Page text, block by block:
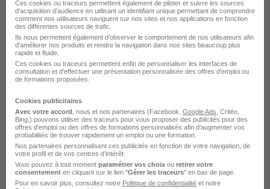
Montbonnot-Saint-Martin
Euromaster Échirolles
Euromaster Saint-Égrève
Euromaster Salaise-sur-Sanne
L'emploi chez Euromaster par Ville
Euromaster Dijon
Euromaster Illzach
Ces cookies ou traceurs permettent également de piloter et suivre les sources
d'acquisition d'audience en utilisant un identifiant unique permettant de comprendre
comment nos utilisateurs naviguent sur nos sites et nos applications en fonction
des différentes sources de trafic.
Ils nous permettent également d’observer le comportement de nos utilisateurs afin
d'améliorer nos produits et rendre la navigation dans nos sites beaucoup plus
rapide et fluide.
Ces cookies ou traceurs permettent enfin de personnaliser les interfaces de
consultation et d'effectuer une présentation personnalisée des offres d'emploi ou
de formations proposées.
Cookies publicitaires
Avec votre accord , nous et nos partenaires (Facebook, Google Ads , Critéo,
Bing,) pouvons utiliser des traceurs pour vous proposer des publicités pour des
offres d’emploi ou des offres de formations personnalisés afin d’augmenter vos
probabilités de trouver rapidement un emploi ou une formation.
Nos partenaires personnalisent ces publicités en fonction de votre navigation, de
votre profil et de vos centres d’intérêt.
Vous pouvez à tout moment paramétrer vos choix ou retirer votre
consentement en cliquant sur le lien "Gérer les traceurs" en bas de page.
Pour en savoir plus, consultez notre Politique de confidentialité et notre